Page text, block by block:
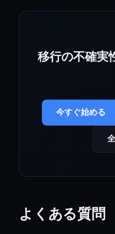
移行の不確実
今すぐ始める
よくある質問